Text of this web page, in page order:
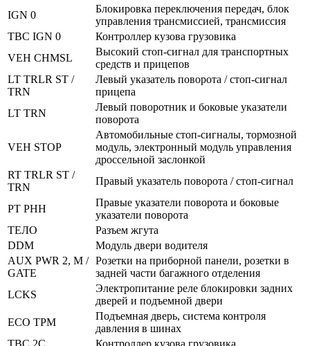
IGN 0
Блокировка переключения передач, блок
управления трансмиссией, трансмиссия
TBC IGN 0
Контроллер кузова грузовика
VEH CHMSL
Высокий стоп-сигнал для транспортных
средств и прицепов
LT TRLR ST /
TRN
Левый указатель поворота / стоп-сигнал
прицепа
LT TRN
Левый поворотник и боковые указатели
поворота
VEH STOP
Автомобильные стоп-сигналы, тормозной
модуль, электронный модуль управления
дроссельной заслонкой
RT TRLR ST /
TRN
Правый указатель поворота / стоп-сигнал
РТ РНН
Правые указатели поворота и боковые
указатели поворота
ТЕЛО
Разъем жгута
DDM
Модуль двери водителя
AUX PWR 2, M /
GATE
Розетки на приборной панели, розетки в
задней части багажного отделения
LCKS
Электропитание реле блокировки задних
дверей и подъемной двери
ECO TPM
Подъемная дверь, система контроля
давления в шинах
TBC 2C
Контроллер кузова грузовика